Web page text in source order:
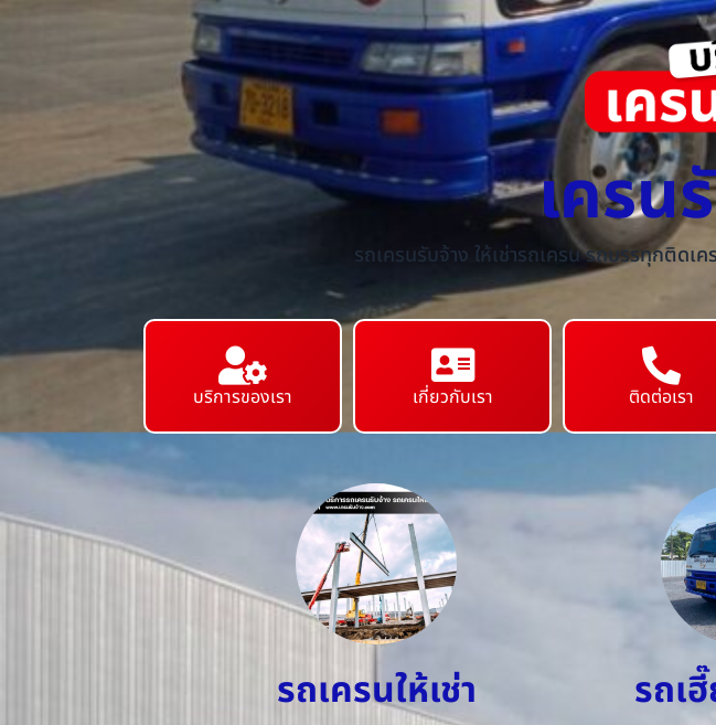
เครน
รถเครนรับจ้าง ให้เช่ารถเครน รถบรรทุกติด
บริการของเรา เกี่ยวกับเรา ติดต่อเรา
รถเครนให้เช่า รถเ